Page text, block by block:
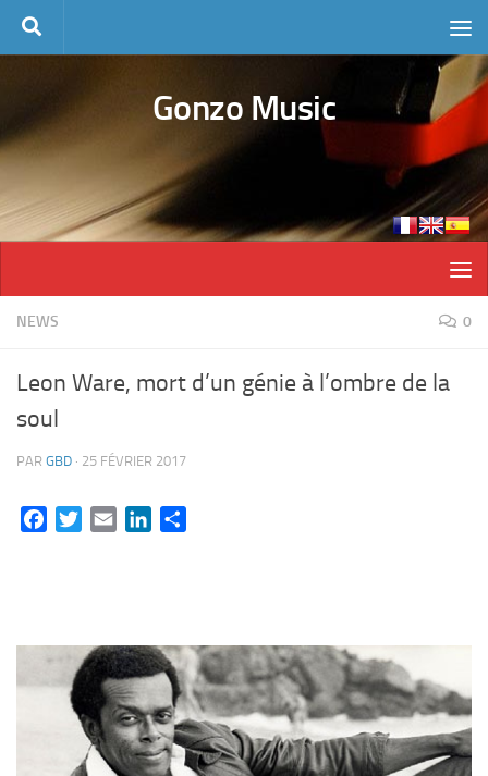
Skip to content
Gonzo Music
NEWS 0
Leon Ware, mort d’un génie à l’ombre de la
soul
PAR GBD · 25 FÉVRIER 2017
FacebookTwitterEmail LinkedIn